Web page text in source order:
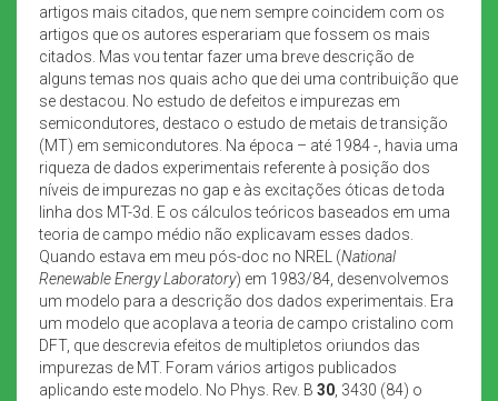
artigos mais citados, que nem sempre coincidem com os
artigos que os autores esperariam que fossem os mais
citados. Mas vou tentar fazer uma breve descrição de
alguns temas nos quais acho que dei uma contribuição que
se destacou. No estudo de defeitos e impurezas em
semicondutores, destaco o estudo de metais de transição
(MT) em semicondutores. Na época – até 1984 -, havia uma
riqueza de dados experimentais referente à posição dos
níveis de impurezas no gap e às excitações óticas de toda
linha dos MT-3d. E os cálculos teóricos baseados em uma
teoria de campo médio não explicavam esses dados.
Quando estava em meu pós-doc no NREL (National
Renewable Energy Laboratory) em 1983/84, desenvolvemos
um modelo para a descrição dos dados experimentais. Era
um modelo que acoplava a teoria de campo cristalino com
DFT, que descrevia efeitos de multipletos oriundos das
impurezas de MT. Foram vários artigos publicados
aplicando este modelo. No Phys. Rev. B 30 , 3430 (84) o